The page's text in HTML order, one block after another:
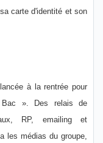
carte d'identité et son
à la rentrée pour
Bac ». Des relais de
RP, emailing et
les médias du groupe,